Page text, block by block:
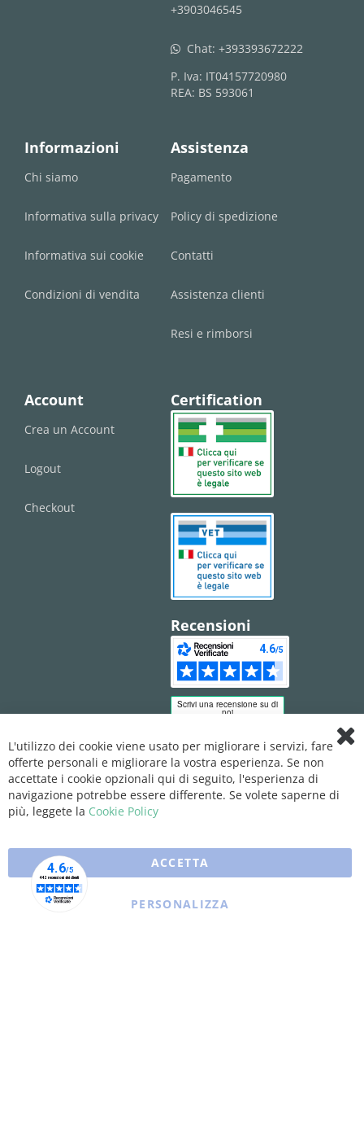
+3903046545
whatsapp Chat: +393393672222
P. Iva: IT04157720980
REA: BS 593061
Informazioni
Chi siamo
Informativa sulla privacy
Informativa sui cookie
Condizioni di vendita
Assistenza
Pagamento
Policy di spedizione
Contatti
Assistenza clienti
Resi e rimborsi
Account
Crea un Account
Logout
Checkout
Certification
Recensioni
L'utilizzo dei cookie viene usato per migliorare i servizi, fare
offerte personali e migliorare la vostra esperienza. Se non
accettate i cookie opzionali qui di seguito, l'esperienza di
navigazione potrebbe essere differente. Se volete saperne di
più, leggete la Cookie Policy
ACCETTA
PERSONALIZZA